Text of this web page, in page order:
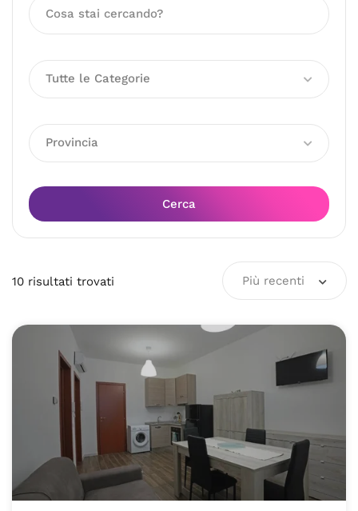
Tutte le Categorie
Provincia
Cerca
10 risultati trovati Più recenti